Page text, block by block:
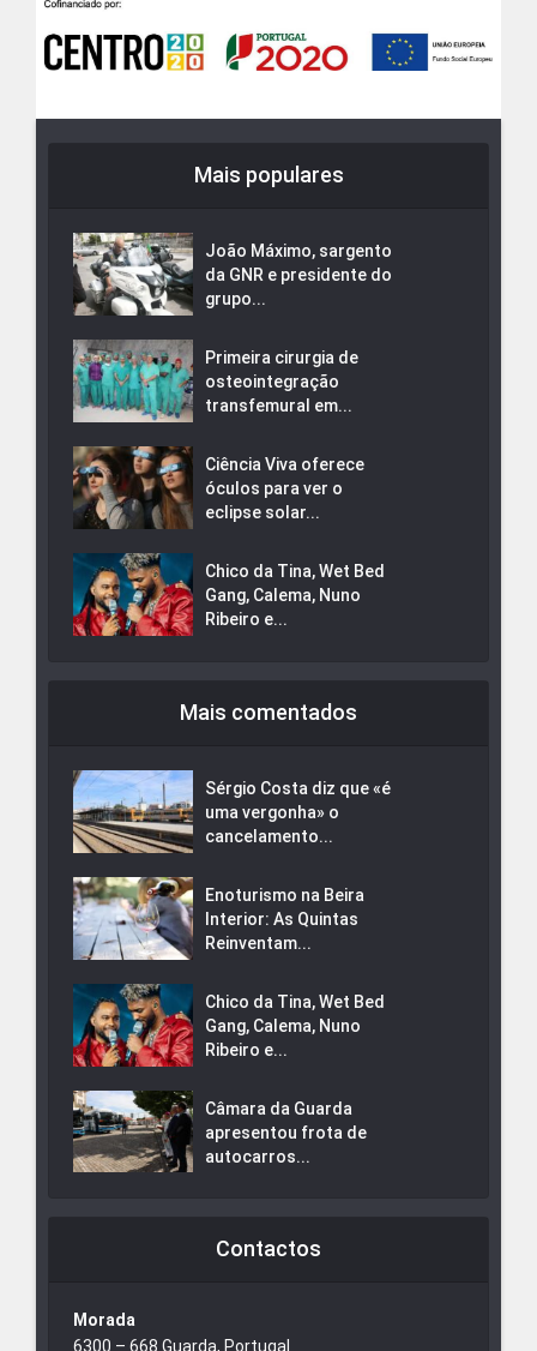
Mais populares
João Máximo, sargento
da GNR e presidente do
grupo...
Primeira cirurgia de
osteointegração
transfemural em...
Ciência Viva oferece
óculos para ver o
eclipse solar...
Chico da Tina, Wet Bed
Gang, Calema, Nuno
Ribeiro e...
Mais comentados
Sérgio Costa diz que «é
uma vergonha» o
cancelamento...
Enoturismo na Beira
Interior: As Quintas
Reinventam...
Chico da Tina, Wet Bed
Gang, Calema, Nuno
Ribeiro e...
Câmara da Guarda
apresentou frota de
autocarros...
Contactos
Morada
6300 – 668 Guarda, Portugal